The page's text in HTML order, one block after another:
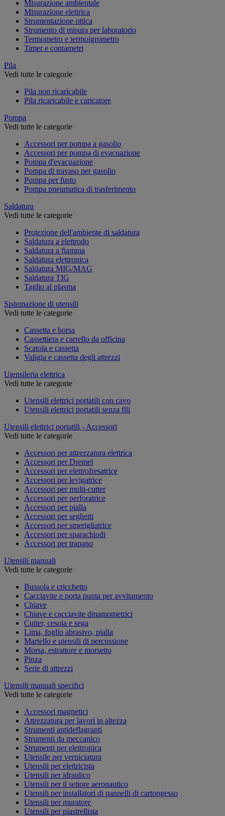
Misurazione ambientale
Misurazione elettrica
Strumentazione ottica
Strumento di misura per laboratorio
Termometro e termoigrometro
Timer e contametri
Pila
Vedi tutte le categorie
Pila non ricaricabile
Pila ricaricabile e caricatore
Pompa
Vedi tutte le categorie
Accessori per pompa a gasolio
Accessori per pompa di evacuazione
Pompa d'evacuazione
Pompa di travaso per gasolio
Pompa per fusto
Pompa pneumatica di trasferimento
Saldatura
Vedi tutte le categorie
Protezione dell'ambiente di saldatura
Saldatura a elettrodo
Saldatura a fiamma
Saldatura elettronica
Saldatura MIG/MAG
Saldatura TIG
Taglio al plasma
Sistemazione di utensili
Vedi tutte le categorie
Cassetta e borsa
Cassettiera e carrello da officina
Scatola e cassetta
Valigia e cassetta degli attrezzi
Utensileria elettrica
Vedi tutte le categorie
Utensili elettrici portatili con cavo
Utensili elettrici portatili senza fili
Utensili elettrici portatili - Accessori
Vedi tutte le categorie
Accessori per attrezzatura elettrica
Accessori per Dremel
Accessori per elettrofresatrice
Accessori per levigatrice
Accessori per multi-cutter
Accessori per perforatrice
Accessori per pialla
Accessori per seghetti
Accessori per smerigliatrice
Accessori per sparachiodi
Accessori per trapano
Utensili manuali
Vedi tutte le categorie
Bussola e cricchetto
Cacciavite e porta punta per avvitamento
Chiave
Chiave e cacciavite dinamometrici
Cutter, cesoia e sega
Lima, foglio abrasivo, pialla
Martello e utensili di percussione
Morsa, estrattore e morsetto
Pinza
Serie di attrezzi
Utensili manuali specifici
Vedi tutte le categorie
Accessori magnetici
Attrezzatura per lavori in altezza
Strumenti antideflagranti
Strumenti da meccanico
Strumenti per elettronica
Utensile per verniciatura
Utensili per elettricista
Utensili per idraulico
Utensili per il settore aeronautico
Utensili per installatori di pannelli di cartongesso
Utensili per muratore
Utensili per piastrellista